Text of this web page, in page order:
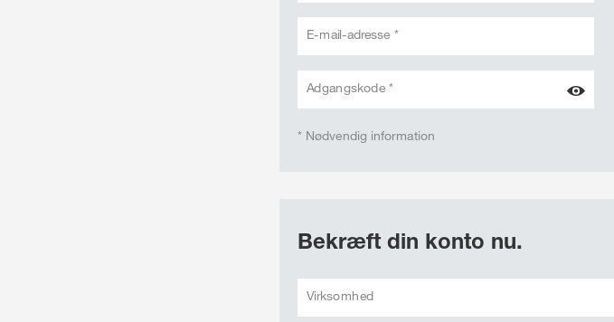
E-mail-adresse *
Adgangskode *
* Nødvendig information
Bekræft din konto nu.
Virksomhed